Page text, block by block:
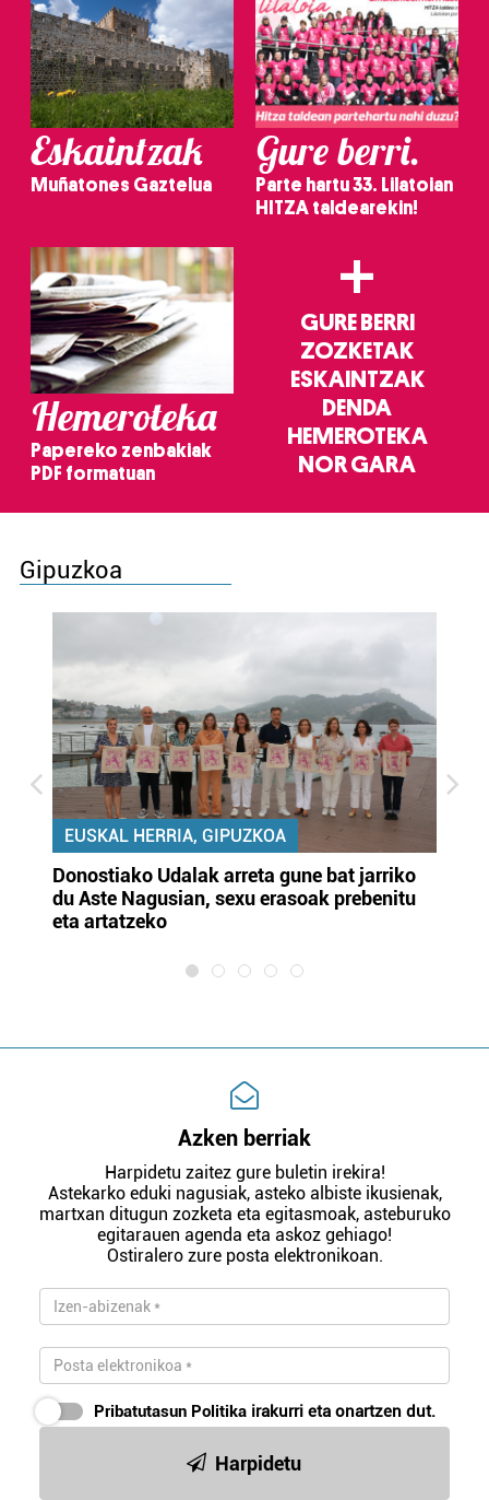
Eskaintzak
Muñatones Gaztelua
Gure berri.
Parte hartu 33. Lilatoian
HITZA taldearekin!
Hemeroteka
Papereko zenbakiak
PDF formatuan
+
GURE BERRI
ZOZKETAK
ESKAINTZAK
DENDA
HEMEROTEKA
NOR GARA
Gipuzkoa
EUSKAL HERRIA, GIPUZKOA
Donostiako Udalak arreta gune bat jarriko
du Aste Nagusian, sexu erasoak prebenitu
eta artatzeko
Azken berriak
Harpidetu zaitez gure buletin irekira!
Astekarko eduki nagusiak, asteko albiste ikusienak,
martxan ditugun zozketa eta egitasmoak, asteburuko
egitarauen agenda eta askoz gehiago!
Ostiralero zure posta elektronikoan.
Pribatutasun Politika irakurri eta onartzen dut.
Harpidetu